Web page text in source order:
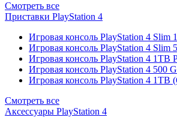
Смотреть все
Приставки PlayStation 4
Игровая консоль PlayStation 4 Slim
Игровая консоль PlayStation 4 Slim
Игровая консоль PlayStation 4 1TB
Игровая консоль PlayStation 4 500
Игровая консоль PlayStation 4 1TB
Смотреть все
Аксессуары PlayStation 4